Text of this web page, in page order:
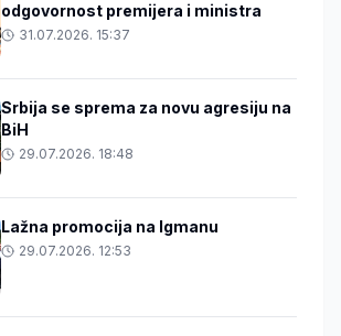
odgovornost premijera i ministra
31.07.2026. 15:37
Srbija se sprema za novu agresiju na
BiH
29.07.2026. 18:48
Lažna promocija na Igmanu
29.07.2026. 12:53